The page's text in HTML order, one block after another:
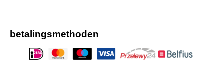
betalingsmethoden